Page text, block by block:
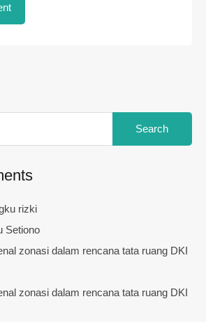
rizki
Setiono
zonasi dalam rencana tata ruang DKI
zonasi dalam rencana tata ruang DKI